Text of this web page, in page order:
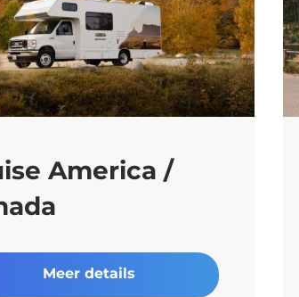
America /
Meer details